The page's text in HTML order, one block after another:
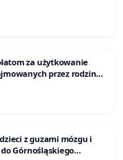
za użytkowanie
przez rodzinne
z guzami mózgu i
Górnośląskiego